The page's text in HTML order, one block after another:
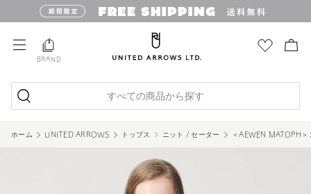
BRAND
すべての商品から探す
ホーム UNITED ARROWS トップス ニット / セーター ＜AEWEN MATOPH＞